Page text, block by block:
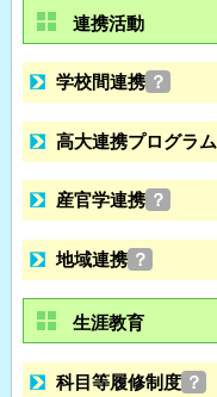
連携活動
学校間連携 ？
高大連携プログラム
産官学連携 ？
地域連携 ？
生涯教育
科目等履修制度 ？